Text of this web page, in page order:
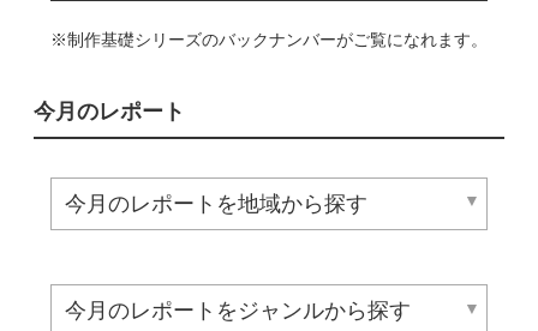
※制作基礎シリーズのバックナンバーがご覧になれます。
今月のレポート